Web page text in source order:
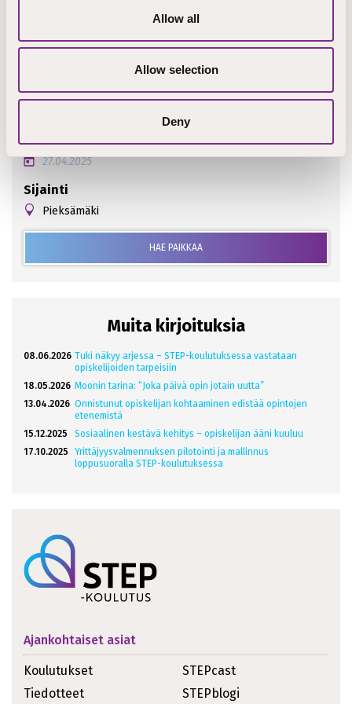
Allow all
Allow selection
Deny
Ilmoituksen perustiedot
Hakuaika päättyy
27.04.2025
Sijainti
Pieksämäki
HAE PAIKKAA
Muita kirjoituksia
08.06.2026 Tuki näkyy arjessa – STEP-koulutuksessa vastataan
opiskelijoiden tarpeisiin
18.05.2026 Moonin tarina: “Joka päivä opin jotain uutta”
13.04.2026 Onnistunut opiskelijan kohtaaminen edistää opintojen
etenemistä
15.12.2025
Sosiaalinen kestävä kehitys – opiskelijan ääni kuuluu
17.10.2025
Yrittäjyysvalmennuksen pilotointi ja mallinnus
loppusuoralla STEP-koulutuksessa
Ajankohtaiset asiat
Koulutukset
Tiedotteet
STEPcast
STEPblogi